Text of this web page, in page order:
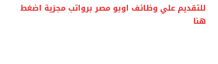
للتقديم علي وظائف اوبو مصر برواتب مجزية اضغط
هنا